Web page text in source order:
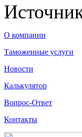
О компании
Таможенные услуги
Новости
Калькулятор
Вопрос-Ответ
Контакты